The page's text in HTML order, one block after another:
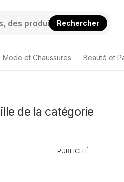
Rechercher
Mode et Chaussures Beauté et
de la catégorie
PUBLICITÉ